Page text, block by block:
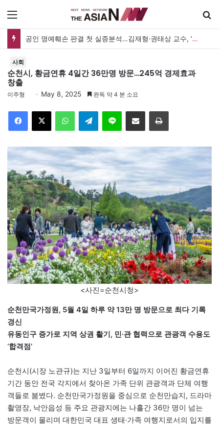
메뉴
공인 명예훼손 판결 첫 실증분석…김재형·권태상 교수, ‘공인 보도준칙’ 제안도
사회
순천시, 황금연휴 4일간 36만명 방문…245억 경제효과
창출
이주형 May 8, 2025 완독 약 4 분 소요
Facebook
X WhatsAppTelegramLine 이메일 인쇄
<사진=순천시청>
순천만국가정원, 5월 4일 하루 약 13만 명 방문으로 최다 기록
경신
유동인구 증가로 지역 상권 활기, 민·관 협력으로 관광객 수용도
‘합격점’
순천시(시장 노관규)는 지난 3일부터 6일까지 이어진 황금연휴
기간 동안 전국 각지에서 찾아온 가족 단위 관광객과 단체 여행
객들로 붐볐다. 순천만국가정원을 중심으로 순천만습지, 드라마
촬영장, 낙안읍성 등 주요 관광지에는 나흘간 36만 명이 넘는
방문객이 몰리며 대한민국 대표 생태·가족 여행지로서의 입지를